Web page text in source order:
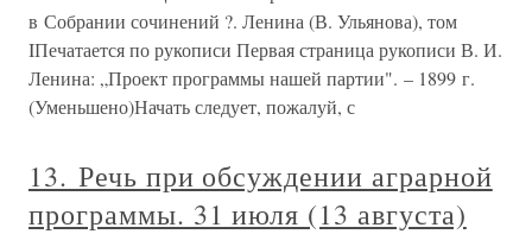
в Собрании сочинений ?. Ленина (В. Ульянова), том
IПечатается по рукописи Первая страница рукописи В. И.
Ленина: „Проект программы нашей партии". – 1899 г.
(Уменьшено)Начать следует, пожалуй, с
13. Речь при обсуждении аграрной
программы. 31 июля (13 августа)